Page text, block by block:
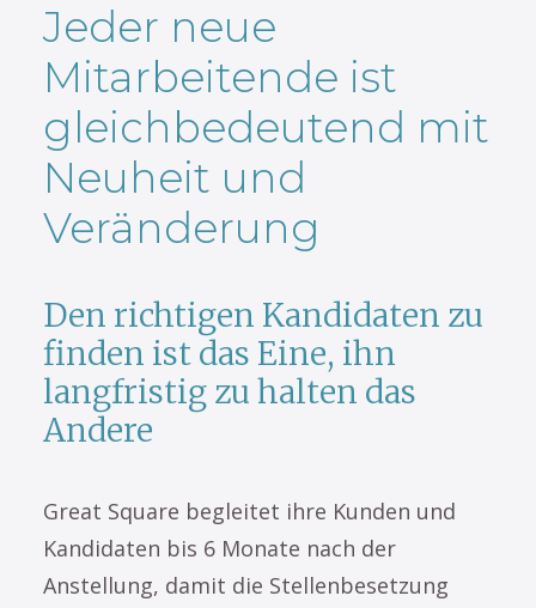
Jeder neue
Mitarbeitende ist
gleichbedeutend mit
Neuheit und
Veränderung
Den richtigen Kandidaten zu
finden ist das Eine, ihn
langfristig zu halten das
Andere
Great Square begleitet ihre Kunden und
Kandidaten bis 6 Monate nach der
Anstellung, damit die Stellenbesetzung